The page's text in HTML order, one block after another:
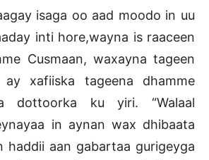
isaga oo aad moodo in uu
inti hore,wayna is raaceen
Cusmaan, waxayna tageen
ay xafiiska tageena dhamme
dottoorka ku yiri. “Walaal
in aynan wax dhibaata
haddii aan gabartaa gurigeyga